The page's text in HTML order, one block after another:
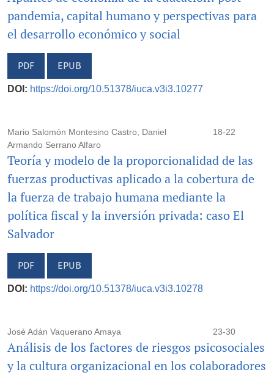
pandemia, capital humano y perspectivas para
el desarrollo económico y social
PDF EPUB
DOI: https://doi.org/10.51378/iuca.v3i3.10277
Mario Salomón Montesino Castro, Daniel
Armando Serrano Alfaro
18-22
Teoría y modelo de la proporcionalidad de las
fuerzas productivas aplicado a la cobertura de
la fuerza de trabajo humana mediante la
política fiscal y la inversión privada: caso El
Salvador
PDF EPUB
DOI: https://doi.org/10.51378/iuca.v3i3.10278
José Adán Vaquerano Amaya 23-30
Análisis de los factores de riesgos psicosociales
y la cultura organizacional en los colaboradores